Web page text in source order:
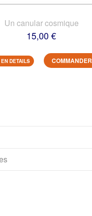
Un canular cosmique
15,00 €
DETAILS COMMANDER